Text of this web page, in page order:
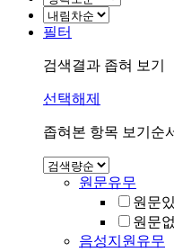
필터
검색결과 좁혀 보기
선택해제
좁혀본 항목 보기순
원문유무
원문
원문
음성지원유무